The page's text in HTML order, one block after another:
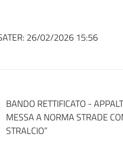
26/02/2026 15:56
Dati del bando
BANDO RETTIFICATO -
MESSA A NORMA STRADE
STRALCIO”